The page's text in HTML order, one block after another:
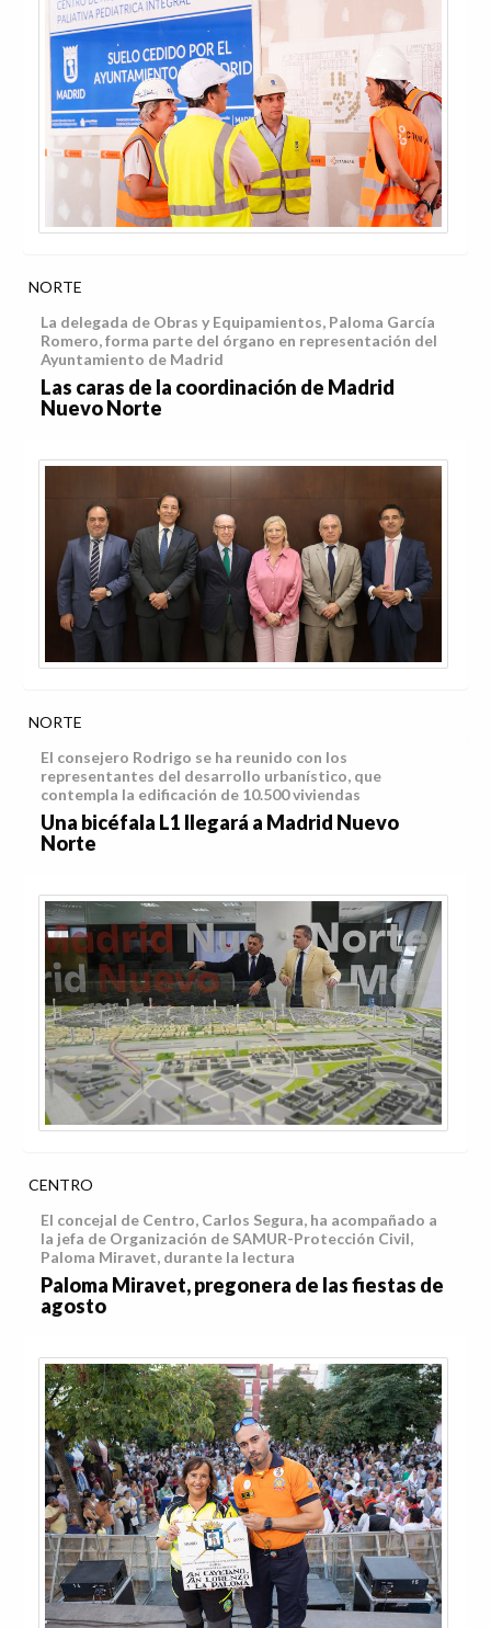
NORTE
La delegada de Obras y Equipamientos, Paloma García
Romero, forma parte del órgano en representación del
Ayuntamiento de Madrid
Las caras de la coordinación de Madrid
Nuevo Norte
NORTE
El consejero Rodrigo se ha reunido con los
representantes del desarrollo urbanístico, que
contempla la edificación de 10.500 viviendas
Una bicéfala L1 llegará a Madrid Nuevo
Norte
CENTRO
El concejal de Centro, Carlos Segura, ha acompañado a
la jefa de Organización de SAMUR-Protección Civil,
Paloma Miravet, durante la lectura
Paloma Miravet, pregonera de las fiestas de
agosto